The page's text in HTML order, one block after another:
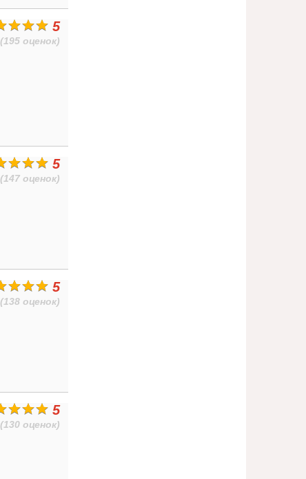
5
(195 оценок)
5
(147 оценок)
5
(138 оценок)
5
(130 оценок)